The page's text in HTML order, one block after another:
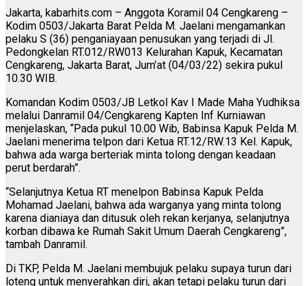
Jakarta, kabarhits.com – Anggota Koramil 04 Cengkareng –
Kodim 0503/Jakarta Barat Pelda M. Jaelani mengamankan
pelaku S (36) penganiayaan penusukan yang terjadi di Jl.
Pedongkelan RT.012/RW013 Kelurahan Kapuk, Kecamatan
Cengkareng, Jakarta Barat, Jum’at (04/03/22) sekira pukul
10.30 WIB.
Komandan Kodim 0503/JB Letkol Kav I Made Maha Yudhiksa
melalui Danramil 04/Cengkareng Kapten Inf Kurniawan
menjelaskan, “Pada pukul 10.00 Wib, Babinsa Kapuk Pelda M.
Jaelani menerima telpon dari Ketua RT.12/RW.13 Kel. Kapuk,
bahwa ada warga berteriak minta tolong dengan keadaan
perut berdarah”.
“Selanjutnya Ketua RT menelpon Babinsa Kapuk Pelda
Mohamad Jaelani, bahwa ada warganya yang minta tolong
karena dianiaya dan ditusuk oleh rekan kerjanya, selanjutnya
korban dibawa ke Rumah Sakit Umum Daerah Cengkareng”,
tambah Danramil.
Di TKP, Pelda M. Jaelani membujuk pelaku supaya turun dari
loteng untuk menyerahkan diri, akan tetapi pelaku turun dari